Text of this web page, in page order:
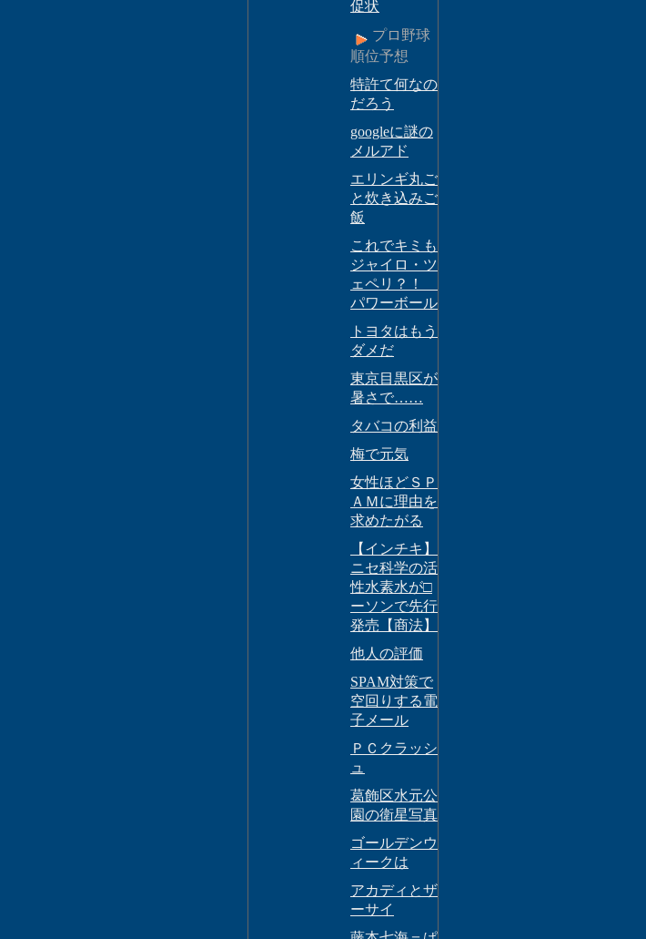
促状
プロ野球
順位予想
特許て何なの
だろう
googleに謎の
メルアド
エリンギ丸ご
と炊き込みご
飯
これでキミも
ジャイロ・ツ
ェペリ？！
パワーボール
トヨタはもう
ダメだ
東京目黒区が
暑さで……
タバコの利益
梅で元気
女性ほどＳＰ
ＡＭに理由を
求めたがる
【インチキ】
ニセ科学の活
性水素水が□
ーソンで先行
発売【商法】
他人の評価
SPAM対策で
空回りする電
子メール
ＰＣクラッシ
ュ
葛飾区水元公
園の衛星写真
ゴールデンウ
ィークは
アカディとザ
ーサイ